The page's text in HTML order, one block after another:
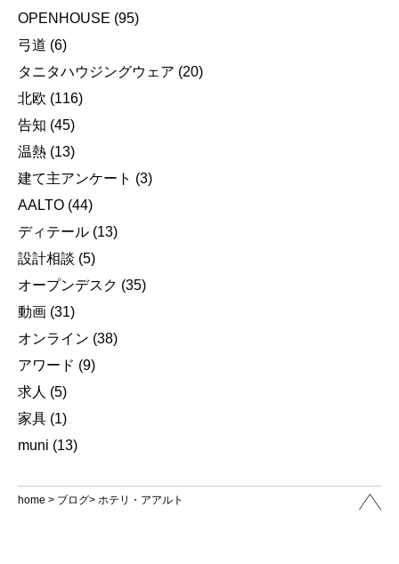
OPENHOUSE (95)
弓道 (6)
タニタハウジングウェア (20)
北欧 (116)
告知 (45)
温熱 (13)
建て主アンケート (3)
AALTO (44)
ディテール (13)
設計相談 (5)
オープンデスク (35)
動画 (31)
オンライン (38)
アワード (9)
求人 (5)
家具 (1)
muni (13)
home > ブログ> ホテリ・アアルト